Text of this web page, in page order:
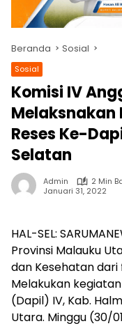
Beranda Sosial
Sosial
Komisi IV
Melaksnakan
Reses Ke-
Selatan
Admin
2 Min
Januari 31, 2022
HAL-SEL:
Provinsi Malauku
dan Kesehatan
Melakukan
(Dapil) IV, Kab.
Utara. Minggu (30/